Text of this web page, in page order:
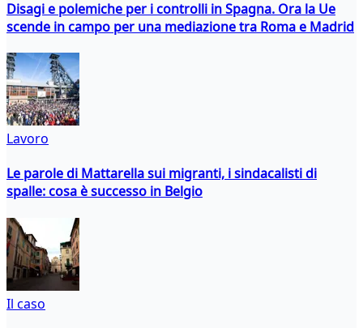
Disagi e polemiche per i controlli in Spagna. Ora la Ue
scende in campo per una mediazione tra Roma e Madrid
Lavoro
Le parole di Mattarella sui migranti, i sindacalisti di
spalle: cosa è successo in Belgio
Il caso